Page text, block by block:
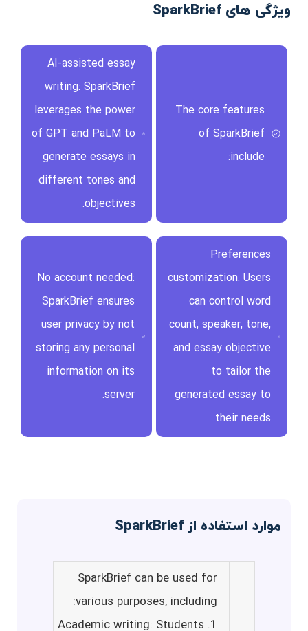
ویژگی های SparkBrief
The core features
of SparkBrief
include:
AI-assisted essay
writing: SparkBrief
leverages the power
of GPT and PaLM to
generate essays in
different tones and
objectives.
Preferences
customization: Users
can control word
count, speaker, tone,
and essay objective
to tailor the
generated essay to
their needs.
No account needed:
SparkBrief ensures
user privacy by not
storing any personal
information on its
server.
موارد استفاده از SparkBrief
SparkBrief can be used for
various purposes, including:
1. Academic writing: Students